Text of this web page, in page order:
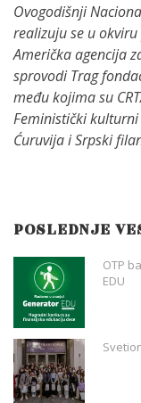
Ovogodišnji
realizuju se u
Američka agencija
sprovodi Trag
među kojima su
Feministički kulturni
Ćuruvija i Srpski
POSLEDNJE
OTP
EDU